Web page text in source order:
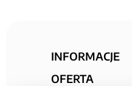
INFORMACJE
OFERTA